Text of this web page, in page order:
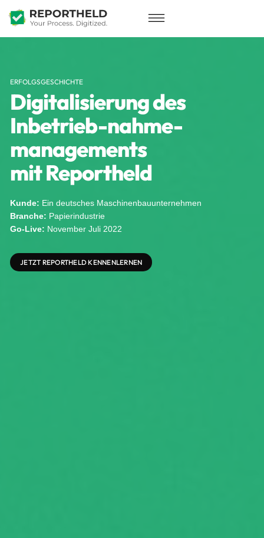
ERFOLGSGESCHICHTE
Digitalisierung des
Inbetrieb-nahme-
managements
mit Reportheld
Kunde: Ein deutsches Maschinenbauunternehmen
Branche: Papierindustrie
Go-Live: November Juli 2022
JETZT REPORTHELD KENNENLERNEN